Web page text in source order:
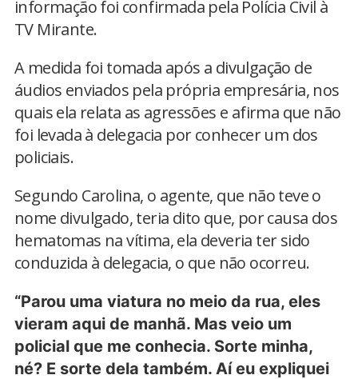
informação foi confirmada pela Polícia Civil à
TV Mirante.
A medida foi tomada após a divulgação de
áudios enviados pela própria empresária, nos
quais ela relata as agressões e afirma que não
foi levada à delegacia por conhecer um dos
policiais.
Segundo Carolina, o agente, que não teve o
nome divulgado, teria dito que, por causa dos
hematomas na vítima, ela deveria ter sido
conduzida à delegacia, o que não ocorreu.
“Parou uma viatura no meio da rua, eles
vieram aqui de manhã. Mas veio um
policial que me conhecia. Sorte minha,
né? E sorte dela também. Aí eu expliquei